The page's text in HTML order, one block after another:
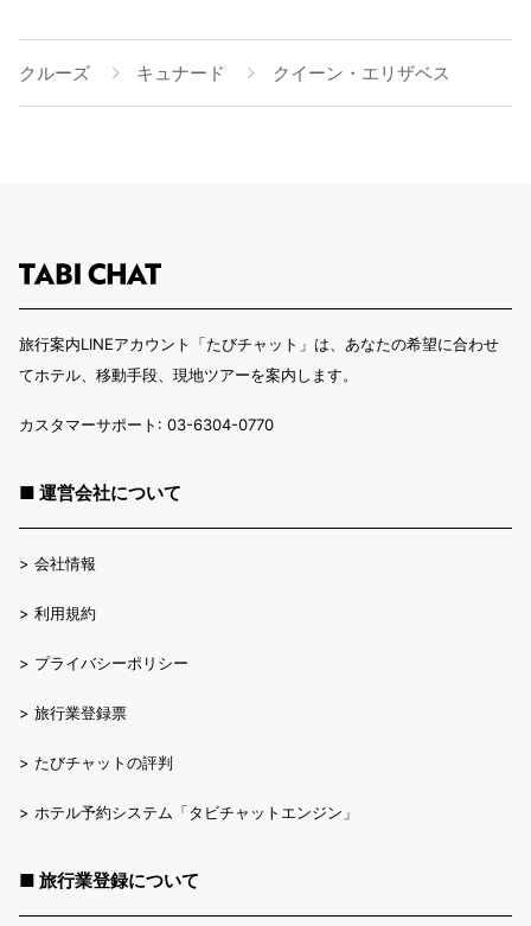
クルーズ キュナード クイーン・エリザベス
旅行案内LINEアカウント「たびチャット」は、あなたの希望に合わせ
てホテル、移動手段、現地ツアーを案内します。
カスタマーサポート: 03-6304-0770
■ 運営会社について
> 会社情報
> 利用規約
> プライバシーポリシー
> 旅行業登録票
> たびチャットの評判
> ホテル予約システム「タビチャットエンジン」
■ 旅行業登録について